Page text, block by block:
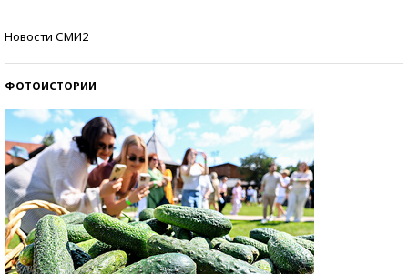
Новости СМИ2
ФОТОИСТОРИИ